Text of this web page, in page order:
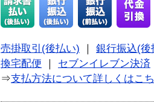
売掛取引(後払い)
銀行振込(後
換宅配便
セブンイレブン決済
⇒支払方法について詳しくはこ